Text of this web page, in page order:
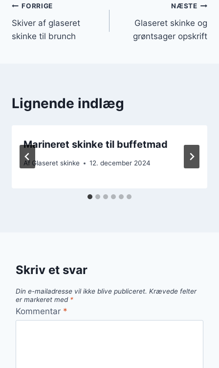
Indlægsnavigation
FORRIGE
Skiver af glaseret
skinke til brunch
NÆSTE
Glaseret skinke og
grøntsager opskrift
Lignende indlæg
Marineret skinke til buffetmad
Af Glaseret skinke 12. december 2024
Skriv et svar
Din e-mailadresse vil ikke blive publiceret. Krævede felter
er markeret med *
Kommentar *